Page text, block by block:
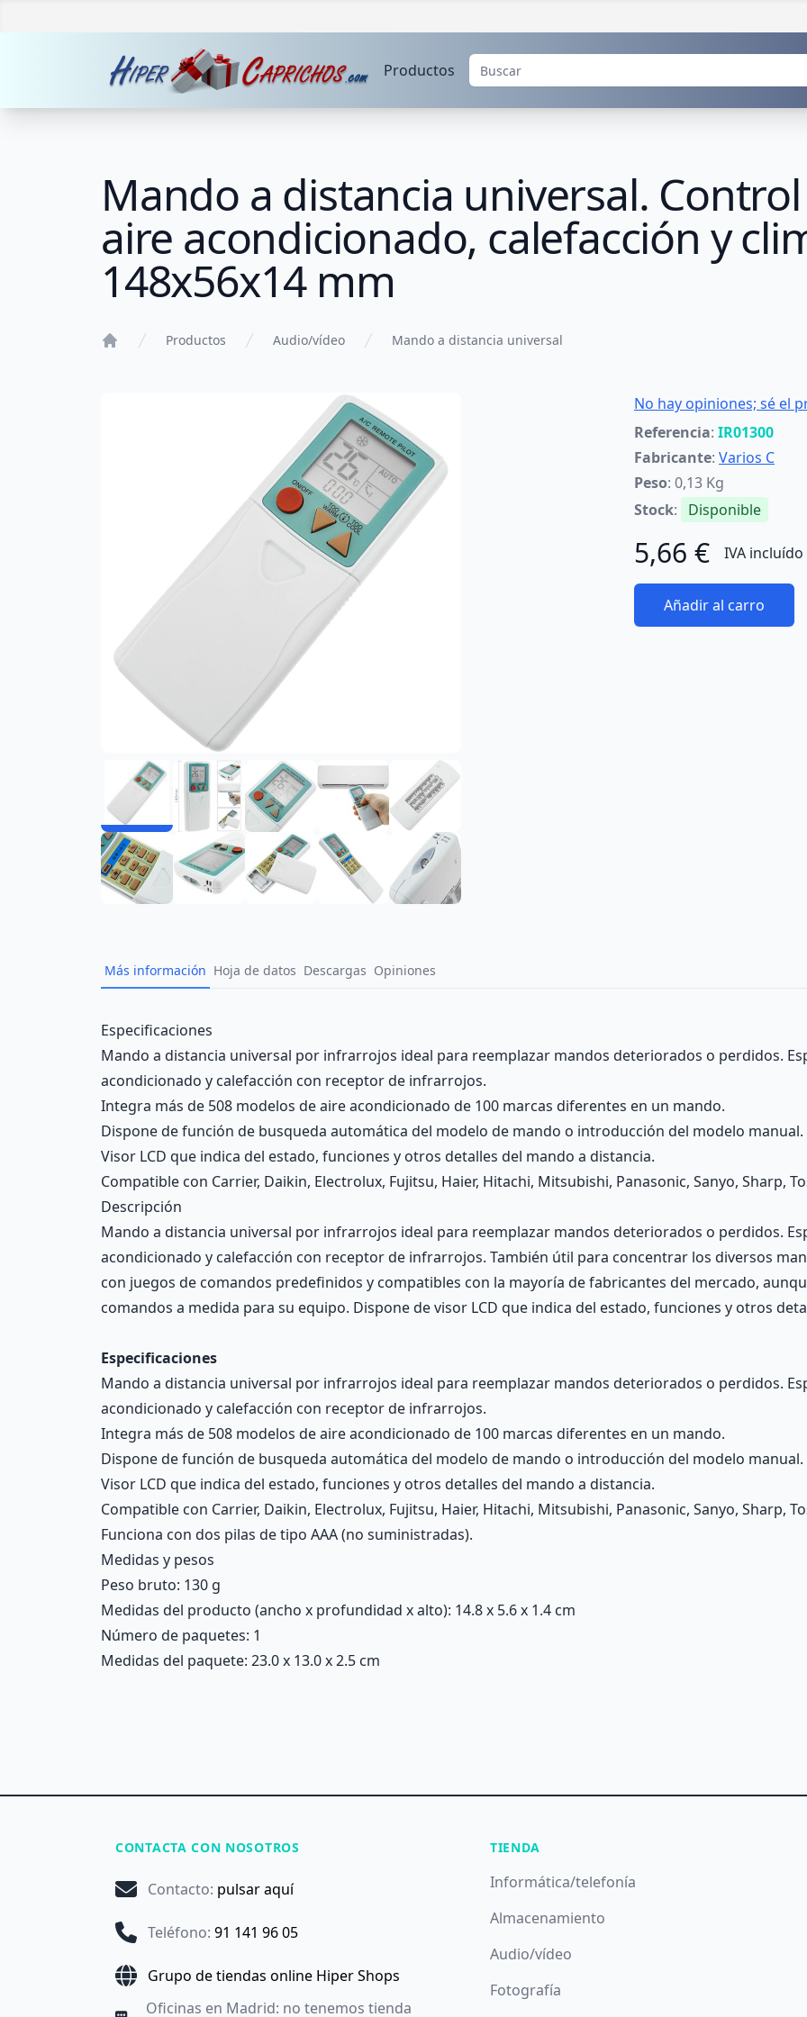
Productos
Mando a distancia universal.
aire acondicionado, calefacción y
148x56x14 mm
Productos Audio/vídeo Mando a distancia universal
No hay opiniones; sé el
Referencia: IR01300
Fabricante: Varios C
Peso: 0,13 Kg
Stock: Disponible
5,66 € IVA incluído
Añadir al carro
Más información Hoja de datos Descargas Opiniones
Description
Especificaciones
Mando a distancia universal por infrarrojos ideal para reemplazar mandos deteriorados o perdidos.
acondicionado y calefacción con receptor de infrarrojos.
Integra más de 508 modelos de aire acondicionado de 100 marcas diferentes en un mando.
Dispone de función de busqueda automática del modelo de mando o introducción del modelo manual.
Visor LCD que indica del estado, funciones y otros detalles del mando a distancia.
Compatible con Carrier, Daikin, Electrolux, Fujitsu, Haier, Hitachi, Mitsubishi, Panasonic, Sanyo, Sharp,
Descripción
Mando a distancia universal por infrarrojos ideal para reemplazar mandos deteriorados o perdidos.
acondicionado y calefacción con receptor de infrarrojos. También útil para concentrar los diversos
con juegos de comandos predefinidos y compatibles con la mayoría de fabricantes del mercado,
comandos a medida para su equipo. Dispone de visor LCD que indica del estado, funciones y otros
Especificaciones
Mando a distancia universal por infrarrojos ideal para reemplazar mandos deteriorados o perdidos.
acondicionado y calefacción con receptor de infrarrojos.
Integra más de 508 modelos de aire acondicionado de 100 marcas diferentes en un mando.
Dispone de función de busqueda automática del modelo de mando o introducción del modelo manual.
Visor LCD que indica del estado, funciones y otros detalles del mando a distancia.
Compatible con Carrier, Daikin, Electrolux, Fujitsu, Haier, Hitachi, Mitsubishi, Panasonic, Sanyo, Sharp,
Funciona con dos pilas de tipo AAA (no suministradas).
Medidas y pesos
Peso bruto: 130 g
Medidas del producto (ancho x profundidad x alto): 14.8 x 5.6 x 1.4 cm
Número de paquetes: 1
Medidas del paquete: 23.0 x 13.0 x 2.5 cm
CONTACTA CON NOSOTROS
Contacto: pulsar aquí
Teléfono: 91 141 96 05
Grupo de tiendas online Hiper Shops
Oficinas en Madrid: no tenemos tienda
TIENDA
Informática/telefonía
Almacenamiento
Audio/vídeo
Fotografía